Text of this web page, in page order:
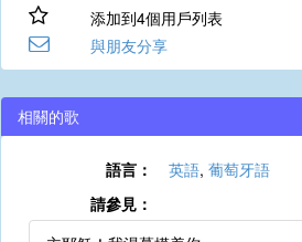
添加到4個用戶列表
與朋友分享
相關的歌
語言： 英語, 葡萄牙語
請參見：